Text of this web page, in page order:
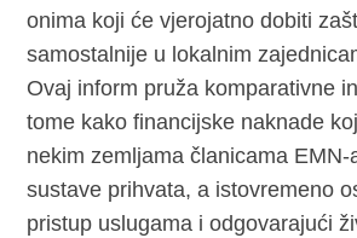
onima koji će vjerojatno dobiti
samostalnije u lokalnim
Ovaj inform pruža komparativne
tome kako financijske naknade
nekim zemljama članicama EMN-
sustave prihvata, a istovremeno
pristup uslugama i odgovarajući